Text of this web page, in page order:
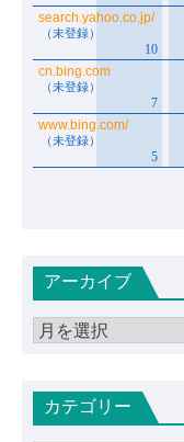
アーカイブ
ア
イカテゴリー